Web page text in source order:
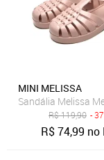
MINI MELISSA
Sandália Melissa
R$119,90 -
R$74,99 no